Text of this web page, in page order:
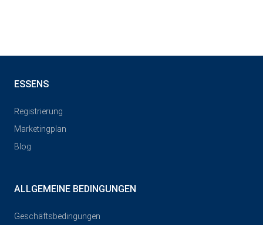
ESSENS
Registrierung
Marketingplan
Blog
ALLGEMEINE BEDINGUNGEN
Geschäftsbedingungen